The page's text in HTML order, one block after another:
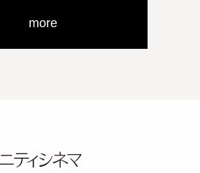
more